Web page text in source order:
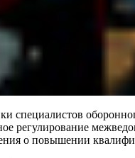
специалистов
регулирование
о повышении